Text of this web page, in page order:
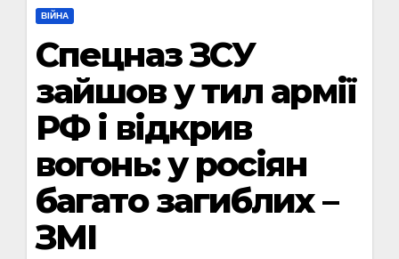
ВІЙНА
Спецназ ЗСУ
зайшов у тил армії
РФ і відкрив
вогонь: у росіян
багато загиблих –
ЗМІ